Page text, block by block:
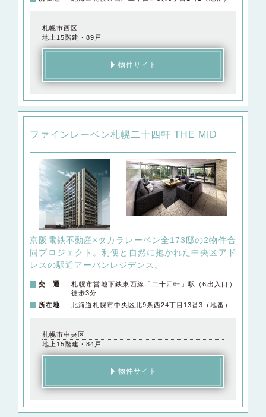
札幌市西区
地上15階建・89戸
物件サイト
ファインレーベン札幌二十四軒 THE MID
京阪電鉄不動産×タカラレーベン全173邸の2物件合
同プロジェクト。利便と自然に抱かれた中央区アド
レスの駅近アーバンレジデンス。
交 通
札幌市営地下鉄東西線「二十四軒」駅（6出入口）
徒歩3分
所在地
北海道札幌市中央区北9条西24丁目13番3（地番）
札幌市中央区
地上15階建・84戸
物件サイト